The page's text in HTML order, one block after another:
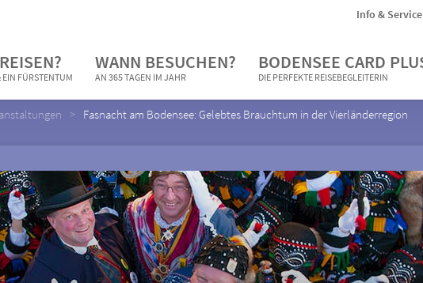
Info & Service
EIN FÜRSTENTUM
WANN BESUCHEN?
AN 365 TAGEN IM JAHR
BODENSEE CARD
DIE PERFEKTE REISEBEGLEITERIN
Fasnacht am Bodensee: Gelebtes Brauchtum in der Vierländerregion